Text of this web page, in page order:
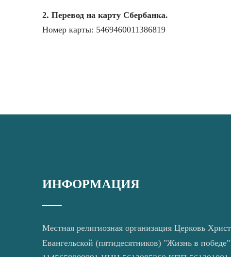
2. Перевод на карту Сбербанка.
Номер карты: 5469460011386819
ИНФОРМАЦИЯ
Местная религиозная организация Церковь
Евангельской (пятидесятников) "Жизнь в